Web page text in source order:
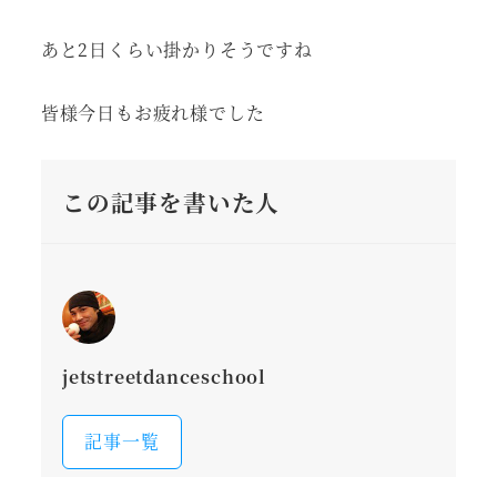
あと2日くらい掛かりそうですね
皆様今日もお疲れ様でした
この記事を書いた人
jetstreetdanceschool
記事一覧